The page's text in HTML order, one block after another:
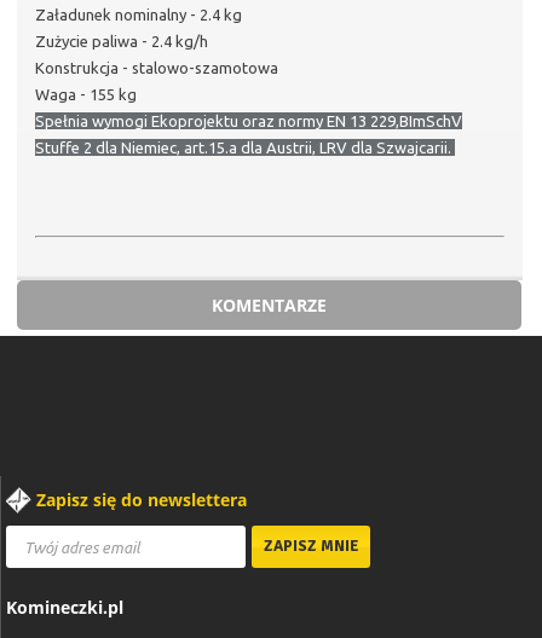
Załadunek nominalny - 2.4 kg
Zużycie paliwa - 2.4 kg/h
Konstrukcja - stalowo-szamotowa
Waga - 155 kg
Spełnia wymogi Ekoprojektu oraz normy EN 13 229,BImSchV
Stuffe 2 dla Niemiec, art.15.a dla Austrii, LRV dla Szwajcarii.
KOMENTARZE
Zapisz się do newslettera
Komineczki.pl